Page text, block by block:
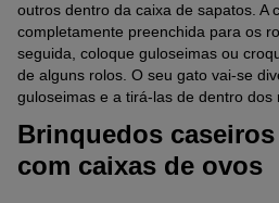
outros dentro da caixa de sapatos. A
completamente preenchida para os
seguida, coloque guloseimas ou
de alguns rolos. O seu gato vai-se
guloseimas e a tirá-las de dentro dos
Brinquedos
com caixas de ovos